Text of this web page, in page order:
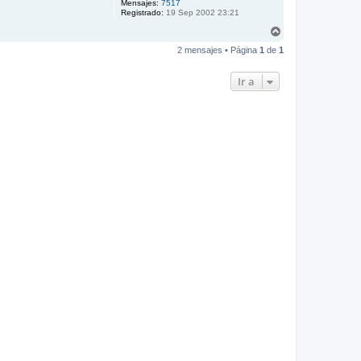
Mensajes: 7517
Registrado: 19 Sep 2002 23:21
r
2 mensajes • Página 1 de 1
Ir a